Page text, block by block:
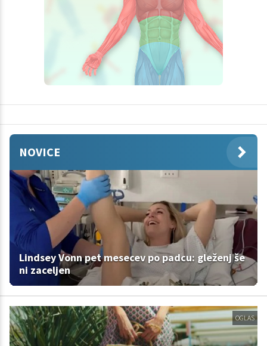
NOVICE
Lindsey Vonn pet mesecev po padcu: gleženj še
ni zaceljen
OGLAS